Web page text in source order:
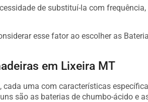
de substituí-la com frequência,
esse fator ao escolher as
em Lixeira MT
cada uma com características
são as baterias de chumbo-ácido e